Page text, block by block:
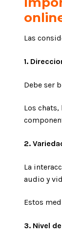
Las
1.
Debe ser
Los
2.
La
audio y
Estos
3. Nivel